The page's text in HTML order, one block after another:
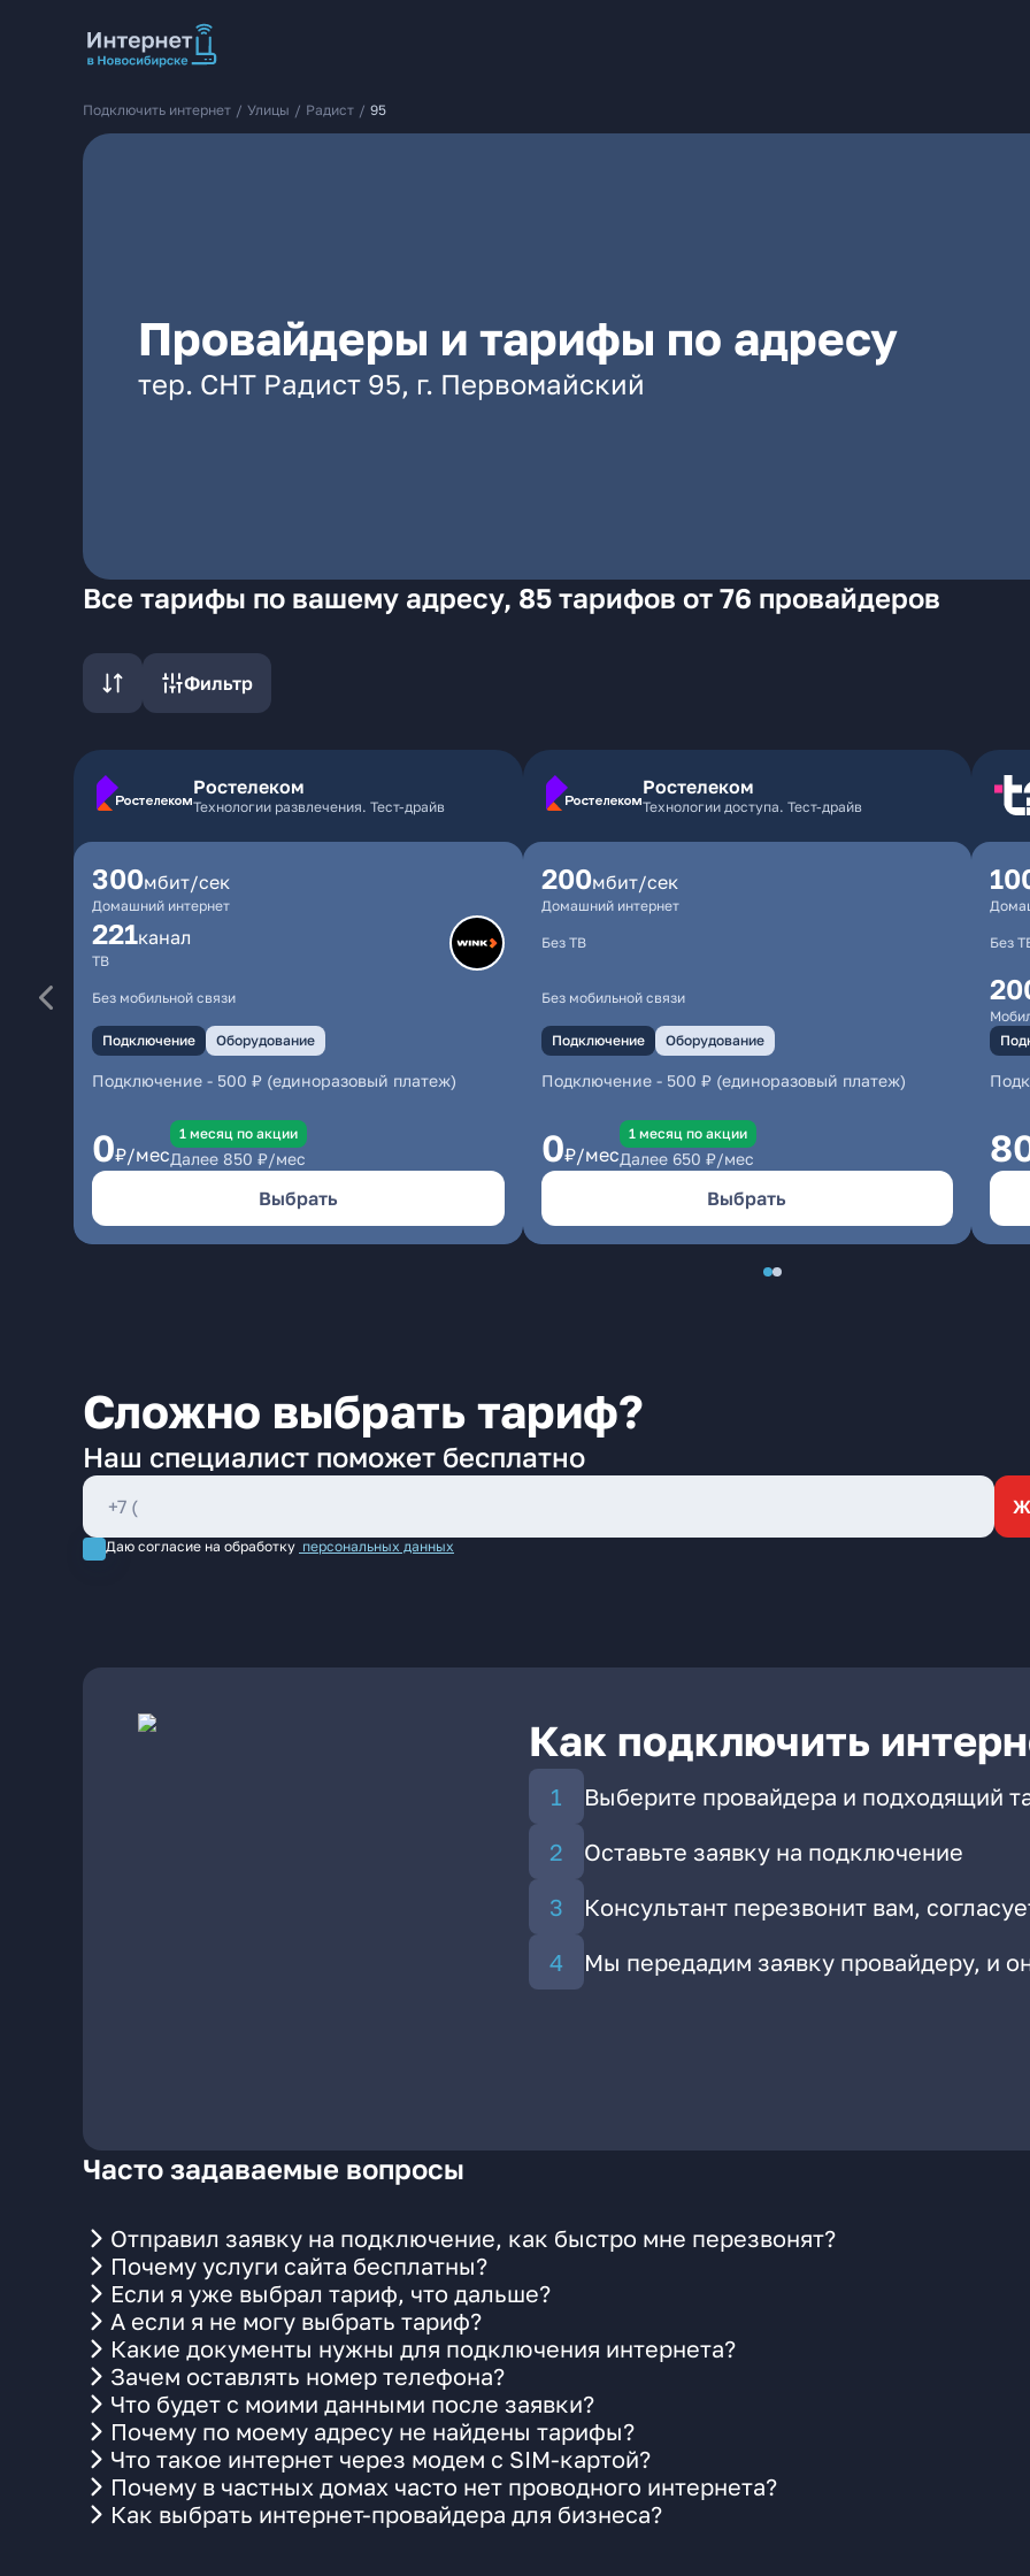
Подключить интернет / Улицы / Радист / 95
Провайдеры и тарифы по адресу
тер. СНТ Радист 95, г. Первомайский
Все тарифы по вашему адресу, 85 тарифов от 76 провайдеров
Фильтр
Ростелеком
Технологии развлечения. Тест-драйв
300мбит/сек
Домашний интернет
221канал
ТВ
Без мобильной связи
Подключение Оборудование
Подключение - 500 ₽ (единоразовый платеж)
0₽/мес
1 месяц по акции
Далее 850 ₽/мес
Выбрать
Ростелеком
Технологии доступа. Тест-драйв
200мбит/сек
Домашний интернет
Без ТВ
Без мобильной связи
Подключение Оборудование
Подключение- 500 ₽ (единоразовый платеж)
0₽/мес
1 месяц по акции
Далее 650 ₽/мес
Выбрать
Без
Сложно выбрать тариф?
Наш специалист поможет бесплатно
Даю согласие на обработку персональных данных
Как подключить
Выберите провайдера и подходящий
Оставьте заявку на подключение
Консультант перезвонит вам,
Мы передадим заявку провайдеру, и
Часто задаваемые вопросы
Отправил заявку на подключение, как быстро мне перезвонят?
Почему услуги сайта бесплатны?
Если я уже выбрал тариф, что дальше?
А если я не могу выбрать тариф?
Какие документы нужны для подключения интернета?
Зачем оставлять номер телефона?
Что будет с моими данными после заявки?
Почему по моему адресу не найдены тарифы?
Что такое интернет через модем с SIM-картой?
Почему в частных домах часто нет проводного интернета?
Как выбрать интернет-провайдера для бизнеса?